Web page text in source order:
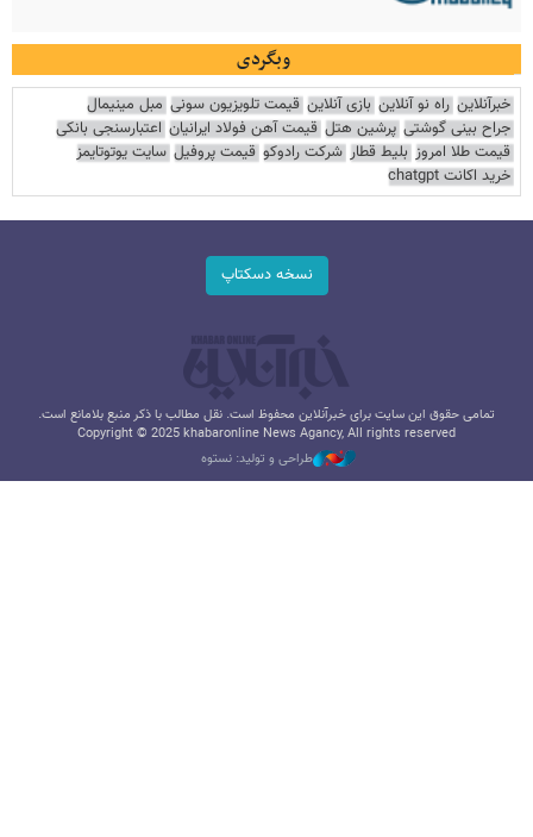
وبگردی
خبرآنلاین راه نو آنلاین بازی آنلاین قیمت تلویزیون سونی مبل مینیمال
جراح بینی گوشتی پرشین هتل قیمت آهن فولاد ایرانیان اعتبارسنجی بانکی
قیمت طلا امروز بلیط قطار شرکت رادوکو قیمت پروفیل سایت یوتوتایمز
خرید اکانت chatgpt
نسخه دسکتاپ
تمامی حقوق این سایت برای خبرآنلاین محفوظ است. نقل مطالب با ذکر منبع بلامانع است.
Copyright © 2025 khabaronline News Agancy, All rights reserved
طراحی و تولید: نستوه